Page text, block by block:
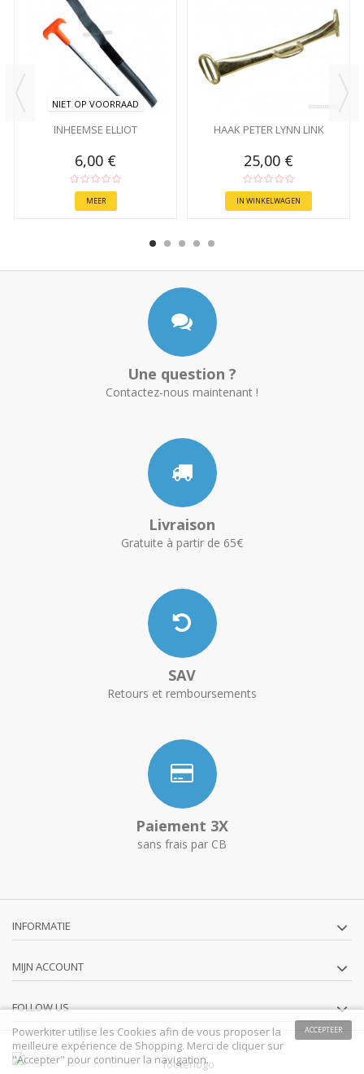
NIET OP VOORRAAD
INHEEMSE ELLIOT
6,00 €
MEER
HAAK PETER LYNN LINK
25,00 €
IN WINKELWAGEN
Une question ?
Contactez-nous maintenant !
Livraison
Gratuite à partir de 65€
SAV
Retours et remboursements
Paiement 3X
sans frais par CB
INFORMATIE
MIJN ACCOUNT
FOLLOW US
ACCEPTEER
Powerkiter utilise les Cookies afin de vous proposer la
meilleure expérience de Shopping. Merci de cliquer sur
"Accepter" pour continuer la navigation.